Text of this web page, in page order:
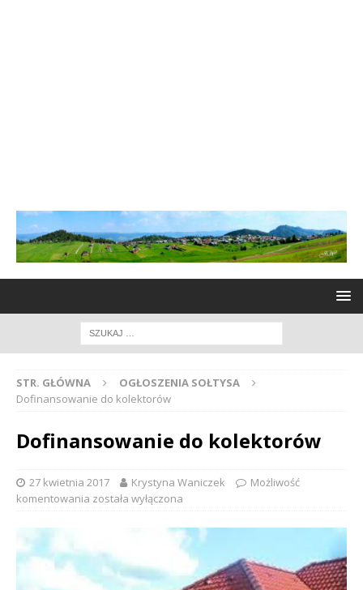
STR. GŁÓWNA
OGŁOSZENIA SOŁTYSA
Dofinansowanie do kolektorów
Dofinansowanie do kolektorów
27 kwietnia 2017 Krystyna Waniczek
Możliwość
komentowania została wyłączona